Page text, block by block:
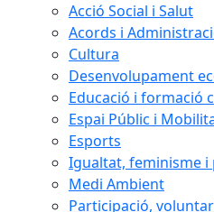
Acció Social i Salut
Acords i
Cultura
Desenvolupament
Educació i formació
Espai Públic i
Esports
Igualtat, feminisme i
Medi Ambient
Participació,